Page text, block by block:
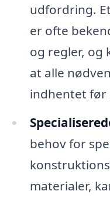
udfordring.
er ofte
og regler, og
at alle
indhentet før
behov for
materialer,